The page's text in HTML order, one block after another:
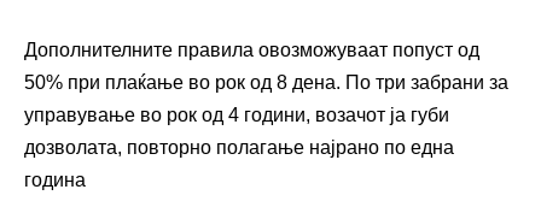
Дополнителните правила овозможуваат попуст од
50% при плаќање во рок од 8 дена. По три забрани за
управување во рок од 4 години, возачот ја губи
дозволата, повторно полагање најрано по една
година